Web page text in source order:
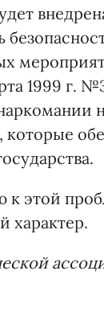
1999 г.
которые
этой
характер.